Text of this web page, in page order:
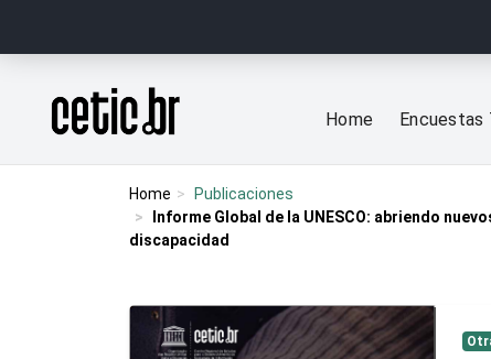
Página inicial
Home Encuestas
Home
Publicaciones
Informe Global de la UNESCO: abriendo
discapacidad